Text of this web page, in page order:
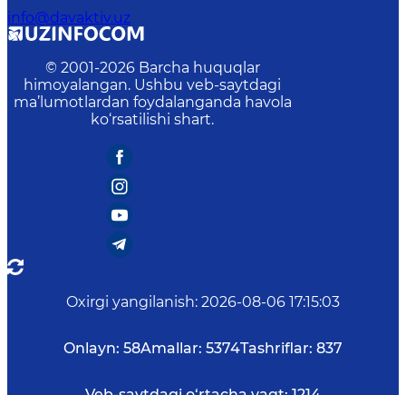
info@davaktiv.uz
© 2001-2026 Barcha huquqlar
himoyalangan. Ushbu veb-saytdagi
ma’lumotlardan foydalanganda havola
ko‘rsatilishi shart.
Oxirgi yangilanish: 2026-08-06 17:15:03
Onlayn: 58Amallar: 5374Tashriflar: 837